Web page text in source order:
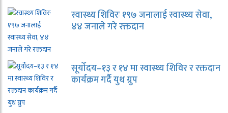
स्वास्थ्य शिविरः १९७ जनालाई स्वास्थ्य सेवा,
४४ जनाले गरे रक्तदान
सूर्योदय–१३ र १४ मा स्वास्थ्य शिविर र रक्तदान
कार्यक्रम गर्दै युथ ग्रुप